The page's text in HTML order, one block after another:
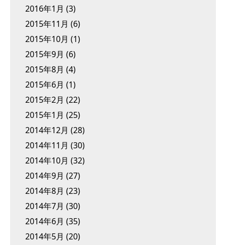
2016年1月 (3)
2015年11月 (6)
2015年10月 (1)
2015年9月 (6)
2015年8月 (4)
2015年6月 (1)
2015年2月 (22)
2015年1月 (25)
2014年12月 (28)
2014年11月 (30)
2014年10月 (32)
2014年9月 (27)
2014年8月 (23)
2014年7月 (30)
2014年6月 (35)
2014年5月 (20)